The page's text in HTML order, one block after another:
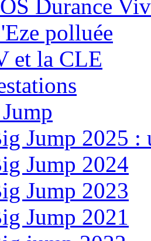
Durance
polluée
et la CLE
Jump 2025 :
Jump 2024
Jump 2023
Jump 2021